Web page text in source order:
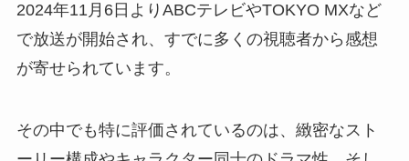
2024年11月6日よりABCテレビやTOKYO MXなど
で放送が開始され、すでに多くの視聴者から感想
が寄せられています。
その中でも特に評価されているのは、緻密なスト